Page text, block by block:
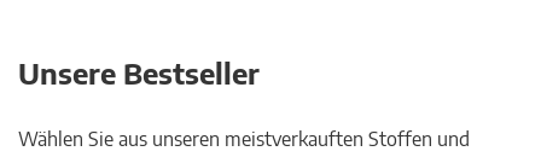
Unsere Bestseller
Wählen Sie aus unseren meistverkauften Stoffen und